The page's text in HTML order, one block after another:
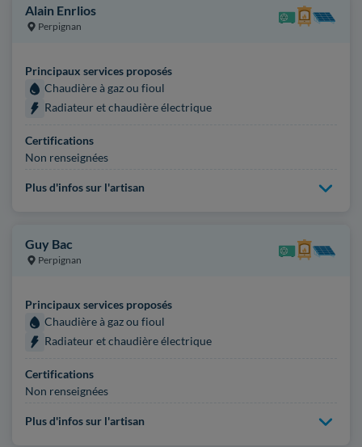
Alain Enrlios
Perpignan
Principaux services proposés
Chaudière à gaz ou fioul
Radiateur et chaudière électrique
Certifications
Non renseignées
Plus d'infos sur l'artisan
Guy Bac
Perpignan
Principaux services proposés
Chaudière à gaz ou fioul
Radiateur et chaudière électrique
Certifications
Non renseignées
Plus d'infos sur l'artisan